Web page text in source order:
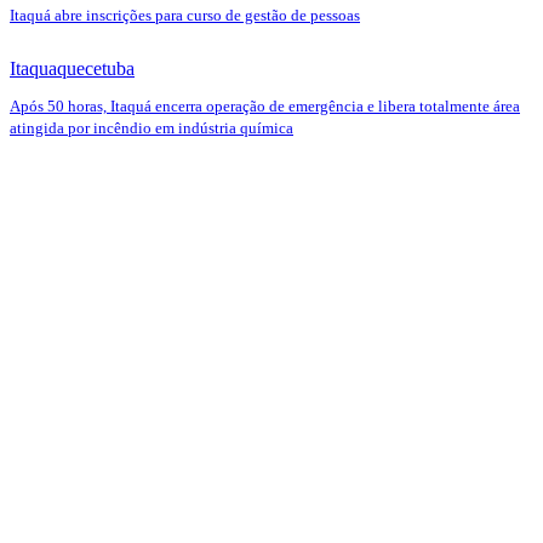
Itaquá abre inscrições para curso de gestão de pessoas
Itaquaquecetuba
Após 50 horas, Itaquá encerra operação de emergência e libera totalmente área
atingida por incêndio em indústria química